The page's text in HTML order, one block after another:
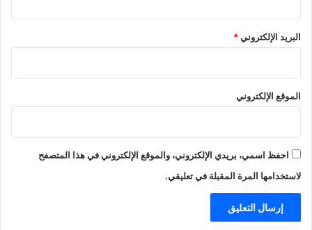
البريد الإلكتروني*
الموقع الإلكتروني
احفظ اسمي، بريدي الإلكتروني، والموقع الإلكتروني في هذا المتصفح
لاستخدامها المرة المقبلة في تعليقي.